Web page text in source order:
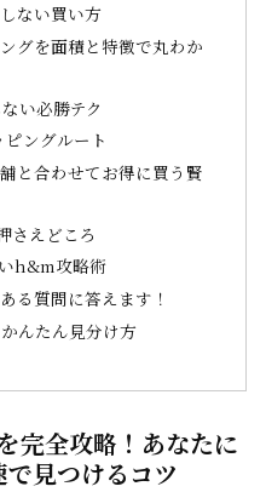
ない買い方
グを面積と特徴で丸わか
い必勝テク
ングルート
と合わせてお得に買う賢
さえどころ
h&m攻略術
る質問に答えます！
んたん見分け方
完全攻略！あなたに
見つけるコツ